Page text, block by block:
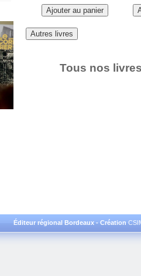
Tous nos
Éditeur régional Bordeaux - Création